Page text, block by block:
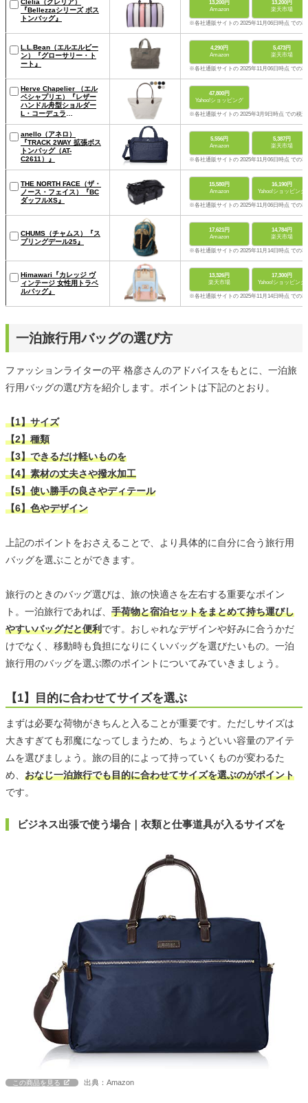
『Bellezzaシリーズ ボス
トンバッグ』
13,200円
Amazon
13,200円
楽天市場
※各社通販サイトの 2025年11月06日時点 での
L.L.Bean（エルエルビー
ン）『グローサリー・ト
ート』
4,290円
Amazon
5,473円
楽天市場
※各社通販サイトの 2025年11月06日時点 での
Herve Chapelier （エル
ベシャプリエ）『レザー
ハンドル舟型ショルダー
L・コーデュラ
47,800円
Yahoo!ショッピング
※各社通販サイトの 2025年3月9日時点 での税
anello（アネロ）
『TRACK 2WAY 拡張ボス
トンバッグ（AT-
C2611）』
5,556円
Amazon
5,387円
楽天市場
※各社通販サイトの 2025年11月06日時点 での
THE NORTH FACE（ザ・
ノース・フェイス）『BC
ダッフルXS』
15,580円
Amazon
16,190円
Yahoo!ショッピング
※各社通販サイトの 2025年11月06日時点 での
CHUMS（チャムス）『ス
プリングデール25』
17,621円
Amazon
14,784円
楽天市場
※各社通販サイトの 2025年11月14日時点 での
Himawari『カレッジ ヴ
ィンテージ 女性用トラベ
ルバッグ』
13,326円
楽天市場
17,300円
Yahoo!ショッピング
※各社通販サイトの 2025年11月14日時点 での
一泊旅行用バッグの選び方
ファッションライターの平 格彦さんのアドバイスをもとに、一泊旅
行用バッグの選び方を紹介します。ポイントは下記のとおり。
【1】サイズ
【2】種類
【3】できるだけ軽いものを
【4】素材の丈夫さや撥水加工
【5】使い勝手の良さやディテール
【6】色やデザイン
上記のポイントをおさえることで、より具体的に自分に合う旅行用
バッグを選ぶことができます。
旅行のときのバッグ選びは、旅の快適さを左右する重要なポイン
ト。一泊旅行であれば、 手荷物と宿泊セットをまとめて持ち運びし
やすいバッグだと便利です。おしゃれなデザインや好みに合うかだ
けでなく、移動時も負担になりにくいバッグを選びたいもの。一泊
旅行用のバッグを選ぶ際のポイントについてみていきましょう。
【1】目的に合わせてサイズを選ぶ
まずは必要な荷物がきちんと入ることが重要です。ただしサイズは
大きすぎても邪魔になってしまうため、ちょうどいい容量のアイテ
ムを選びましょう。旅の目的によって持っていくものが変わるた
め、 おなじ一泊旅行でも目的に合わせてサイズを選ぶのがポイント
です。
ビジネス出張で使う場合｜衣類と仕事道具が入るサイズを
この商品を見る 出典：Amazon